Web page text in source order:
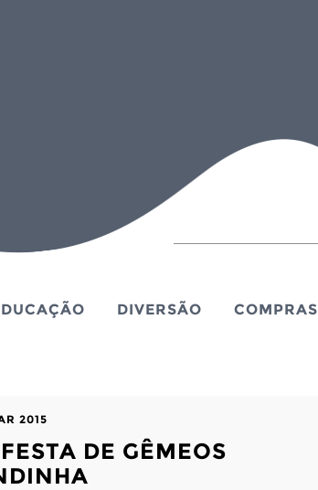
DIVERSÃO COMPRAS
2015
DE GÊMEOS